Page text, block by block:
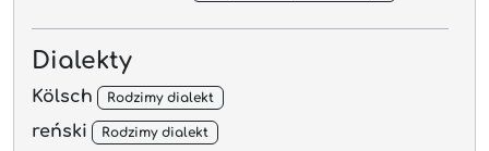
Dialekty
Kölsch Rodzimy dialekt
reński Rodzimy dialekt